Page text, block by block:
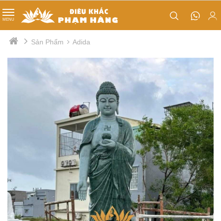
MENU
Phật Đản Sanh
Quan âm cưỡi rồng
Tượng Kim Cang
Tượng ông thiện - ông ác
Cá chép hoá rồng
Chân đèn
TIN TỨC
Nội bộ
Sản Phẩm Adida